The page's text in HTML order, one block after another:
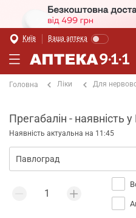
Київ Ваша аптека
Головна Ліки Для
Прегабалін - наявність
Наявність актуальна на 11:45